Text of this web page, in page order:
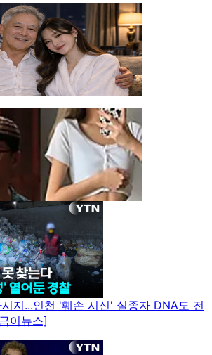
지...인천 '훼손 시신' 실종자 DNA도 전
이뉴스]